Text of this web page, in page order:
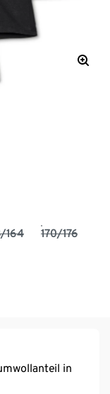
164 170/176
in